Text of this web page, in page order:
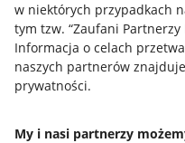
w niektórych przypadkach
tym tzw. “Zaufani Partnerzy
Informacja o celach
naszych partnerów
prywatności.
My i nasi partnerzy
Przydatne informacje
Jak to działa